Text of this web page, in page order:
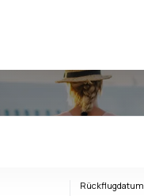
Rückflugdatum